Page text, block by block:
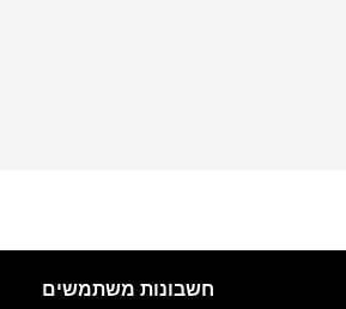
חשבונות משתמשים